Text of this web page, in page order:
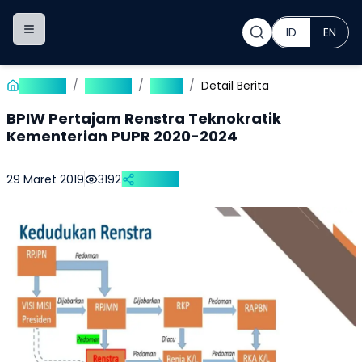
Toggle navigation menu ID EN
/ / / Detail Berita
BPIW Pertajam Renstra Teknokratik
Kementerian PUPR 2020-2024
29 Maret 2019 3192